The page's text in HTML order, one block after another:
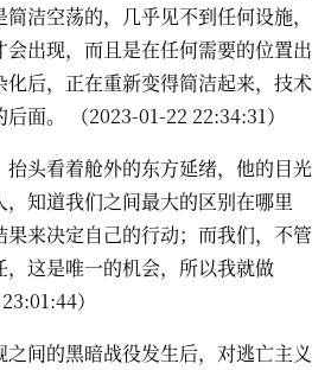
洁空荡的，几乎见不到任何设施，
会出现，而且是在任何需要的位置出
后，正在重新变得简洁起来，技术
面。 （2023-01-22 22:34:31）
头看着舱外的东方延绪，他的目光
知道我们之间最大的区别在哪里
来决定自己的行动；而我们，不管
这是唯一的机会，所以我就做
）
间的黑暗战役发生后，对逃亡主义